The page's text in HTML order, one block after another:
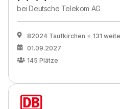
beiDeutsche Telekom AG
82024 Taufkirchen + 131
01.09.2027
145 Plätze